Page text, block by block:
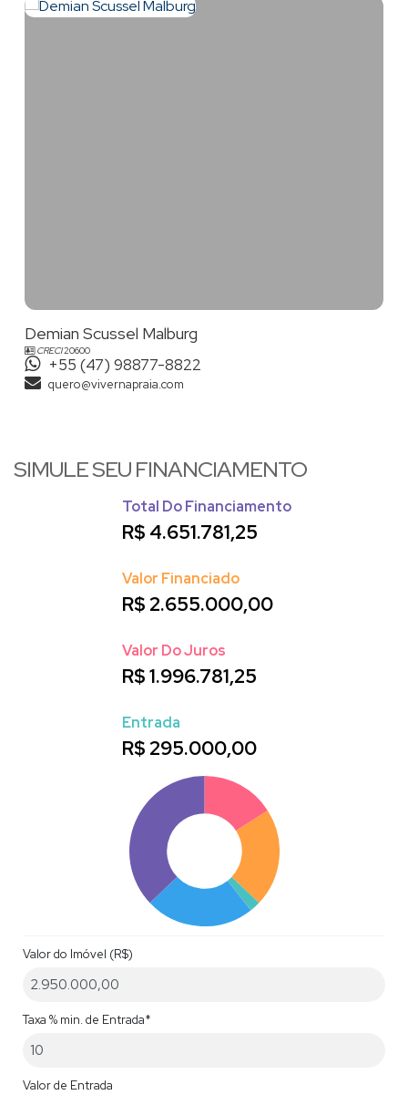
Demian Scussel Malburg
CRECI20600
+55 (47) 98877-8822
quero@vivernapraia.com
SIMULE SEU FINANCIAMENTO
Total Do Financiamento
R$ 4.651.781,25
Valor Financiado
R$2.655.000,00
Valor Do Juros
R$1.996.781,25
Entrada
R$295.000,00
Valor do Imóvel (R$)
Taxa % min. de Entrada*
Valor de Entrada